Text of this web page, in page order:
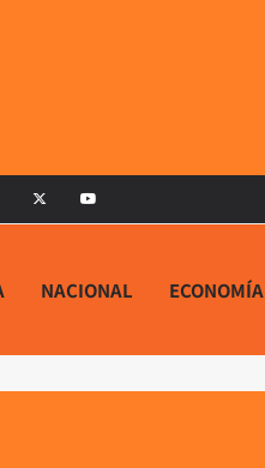
NACIONAL ECONOMÍA